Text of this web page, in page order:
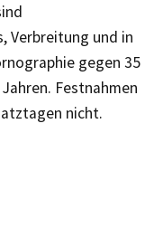
Verbreitung und in
gegen 35
Festnahmen
nicht.